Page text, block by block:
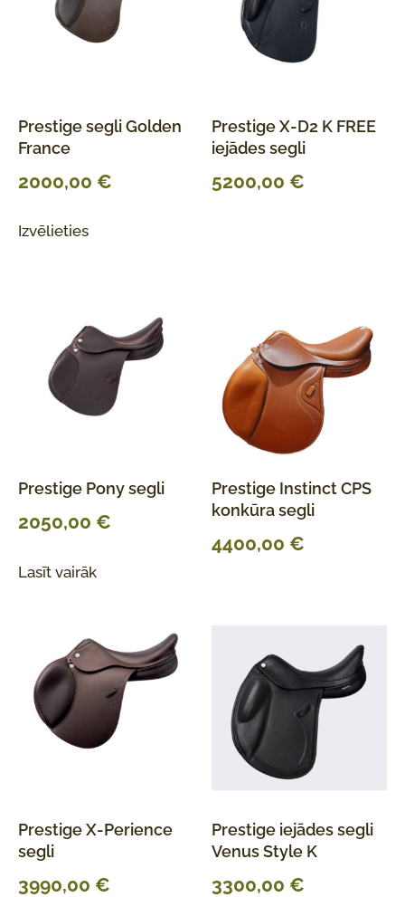
Prestige segli Golden
France
2000,00 €
Izvēlieties
Prestige X-D2 K FREE
iejādes segli
5200,00 €
Prestige Pony segli
2050,00 €
Lasīt vairāk
Prestige Instinct CPS
konkūra segli
4400,00 €
Prestige X-Perience
segli
3990,00 €
Prestige iejādes segli
Venus Style K
3300,00 €